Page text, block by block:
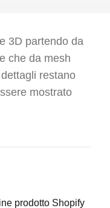
3D partendo da
che da mesh
restano
mostrato
prodotto Shopify